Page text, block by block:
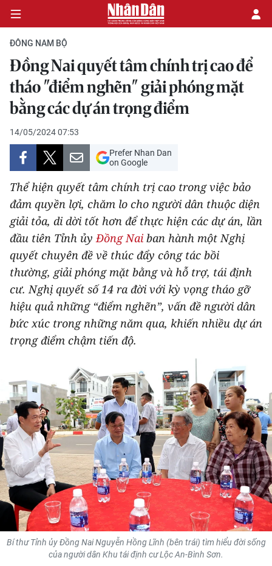
CHÍNH TRỊ
KINH TẾ
VĂN HÓA
XÃ HỘI
PHÁP LUẬT
DU LỊCH
THẾ GIỚI
THỂ THAO
GIÁO DỤC
Y TẾ
KHOA HỌC - CÔNG NGHỆ
MÔI TRƯỜNG
BẠN ĐỌC
KIỂM CHỨNG THÔNG TIN
TRI THỨC CHUYÊN SÂU
54 DÂN TỘC VIỆT NAM
CHƯƠNG TRÌNH OCOP - MỖI XÃ
ĐÔNG NAM BỘ
Đồng Nai quyết tâm chính trị cao để
tháo "điểm nghẽn" giải phóng mặt
bằng các dự án trọng điểm
14/05/2024 07:53
Prefer Nhan Dan
on Google
Thể hiện quyết tâm chính trị cao trong việc bảo
đảm quyền lợi, chăm lo cho người dân thuộc diện
giải tỏa, di dời tốt hơn để thực hiện các dự án, lần
đầu tiên Tỉnh ủyĐồng Nai ban hành một Nghị
quyết chuyên đề về thúc đẩy công tác bồi
thường, giải phóng mặt bằng và hỗ trợ, tái định
cư. Nghị quyết số 14 ra đời với kỳ vọng tháo gỡ
hiệu quả những “điểm nghẽn”, vấn đề người dân
bức xúc trong những năm qua, khiến nhiều dự án
trọng điểm chậm tiến độ.
Bí thư Tỉnh ủy Đồng Nai Nguyễn Hồng Lĩnh (bên trái) tìm hiểu đời sống
của người dân Khu tái định cư Lộc An-Bình Sơn.